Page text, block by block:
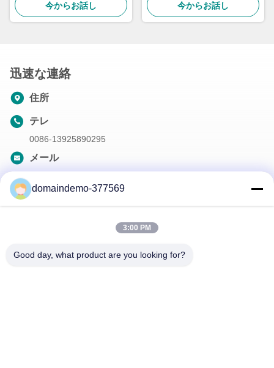
今からお話し
今からお話し
迅速な連絡
住所
テレ
0086-13925890295
メール
私たちのニュースレター
domaindemo-377569
3:00 PM
Good day, what product are you looking for?